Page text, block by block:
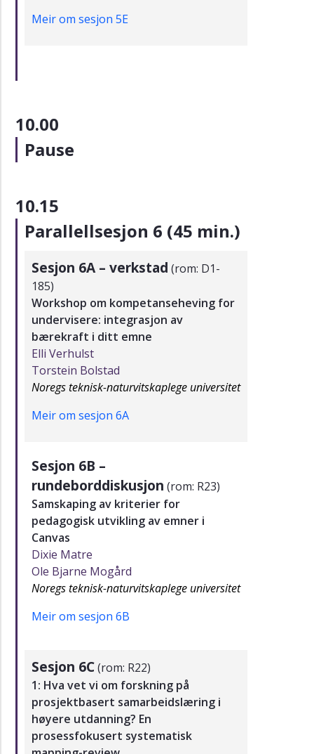
Meir om sesjon 5E
10.00
Pause
10.15
Parallellsesjon 6 (45 min.)
Sesjon 6A – verkstad (rom: D1-
185)
Workshop om kompetanseheving for
undervisere: integrasjon av
bærekraft i ditt emne
Elli Verhulst
Torstein Bolstad
Noregs teknisk-naturvitskaplege universitet
Meir om sesjon 6A
Sesjon 6B –
rundeborddiskusjon (rom: R23)
Samskaping av kriterier for
pedagogisk utvikling av emner i
Canvas
Dixie Matre
Ole Bjarne Mogård
Noregs teknisk-naturvitskaplege universitet
Meir om sesjon 6B
Sesjon 6C(rom: R22)
1: Hva vet vi om forskning på
prosjektbasert samarbeidslæring i
høyere utdanning? En
prosessfokusert systematisk